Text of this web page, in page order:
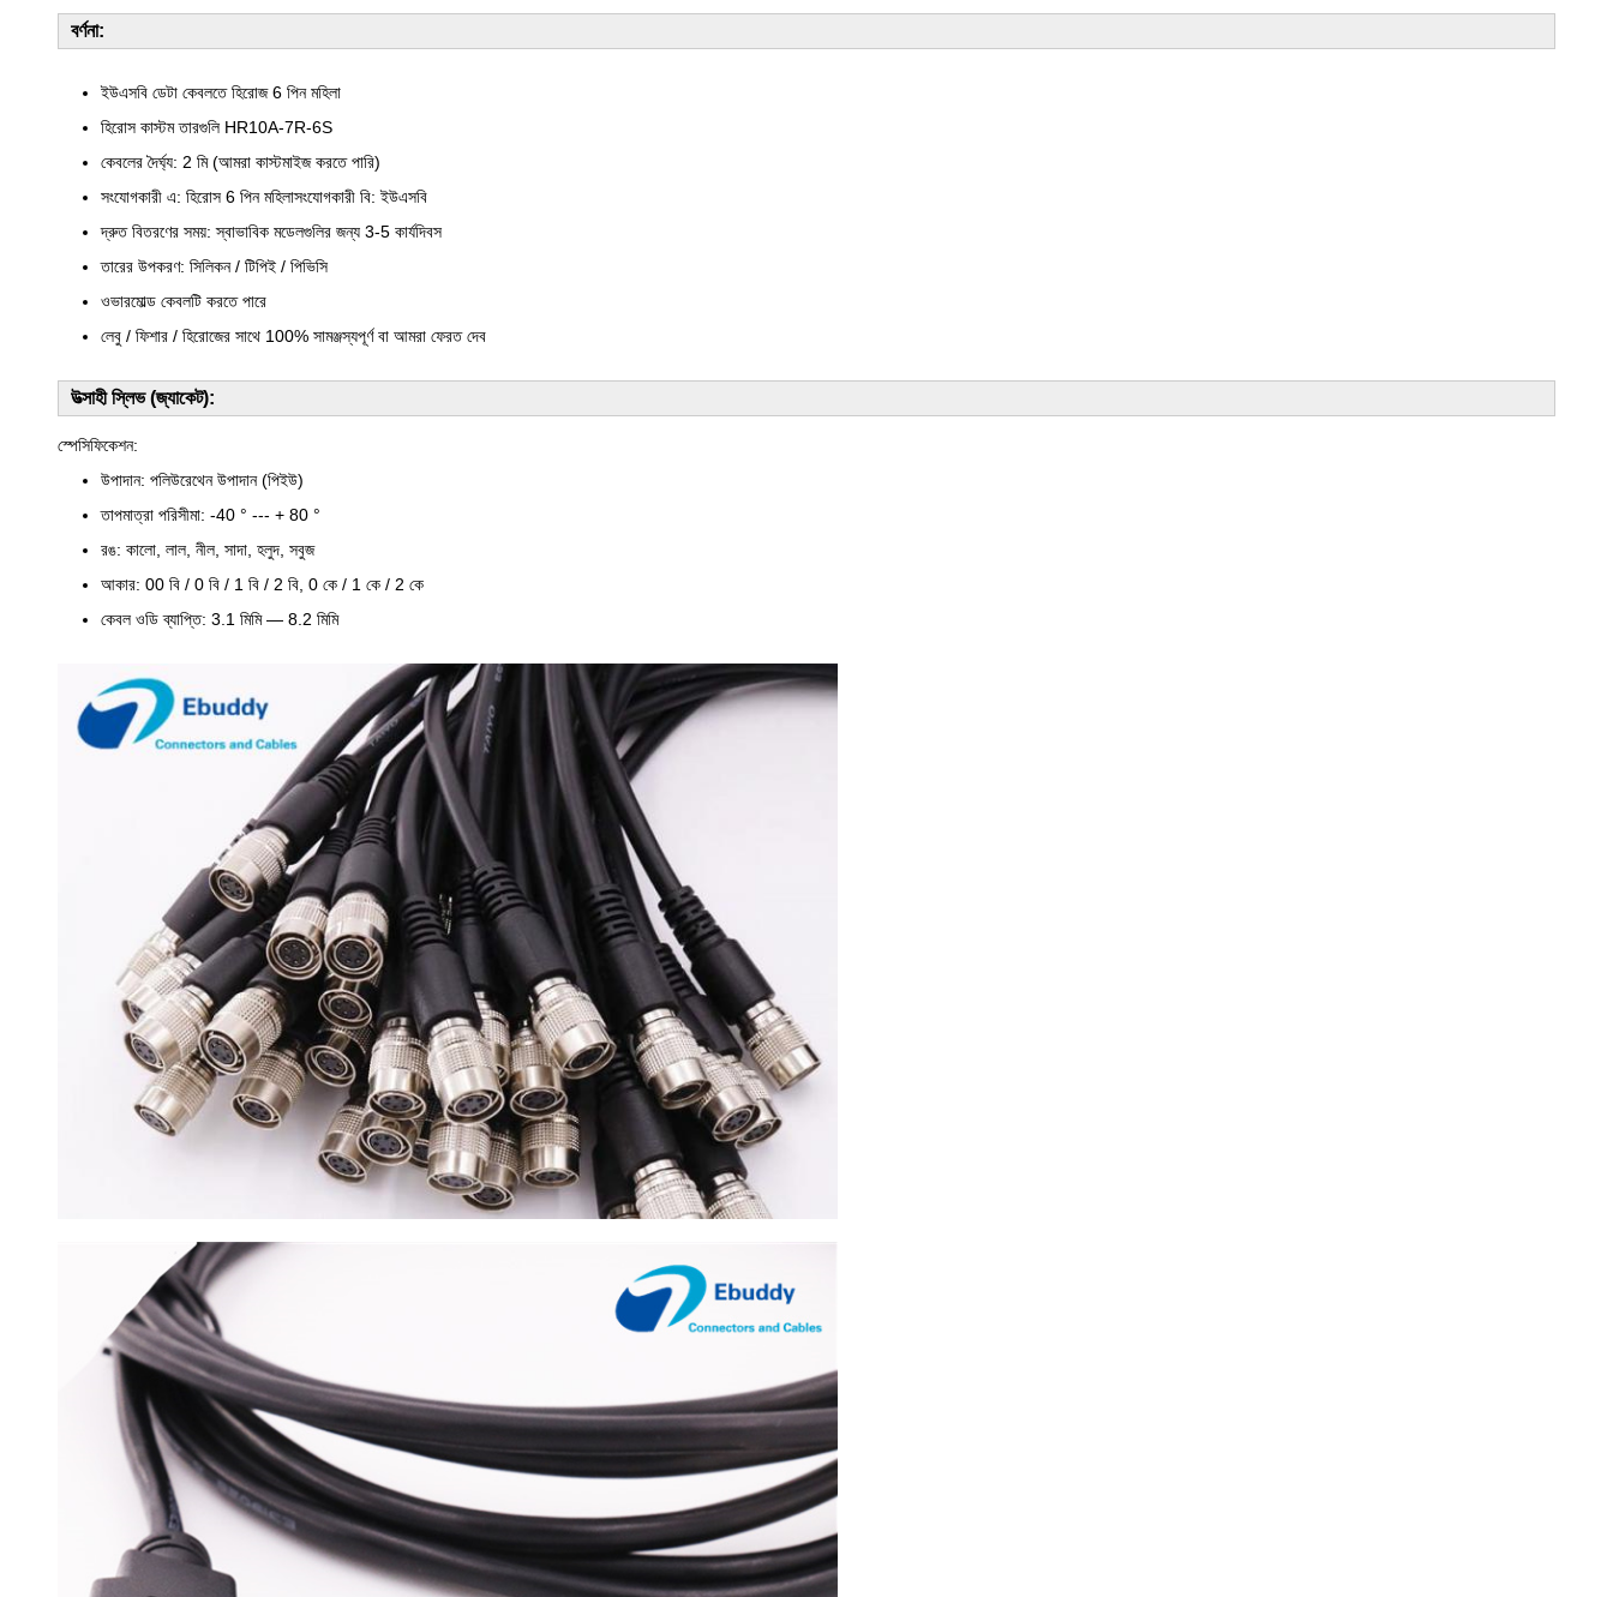
বর্ণনা:
ইউএসবি ডেটা কেবলতে হিরোজ 6 পিন মহিলা
হিরোস কাস্টম তারগুলি HR10A-7R-6S
কেবলের দৈর্ঘ্য: 2 মি (আমরা কাস্টমাইজ করতে পারি)
সংযোগকারী এ: হিরোস 6 পিন মহিলাসংযোগকারী বি: ইউএসবি
দ্রুত বিতরণের সময়: স্বাভাবিক মডেলগুলির জন্য 3-5 কার্যদিবস
তারের উপকরণ: সিলিকন / টিপিই / পিভিসি
ওভারমোল্ড কেবলটি করতে পারে
লেবু / ফিশার / হিরোজের সাথে 100% সামঞ্জস্যপূর্ণ বা আমরা ফেরত দেব
উত্সাহী স্লিভ (জ্যাকেট):
স্পেসিফিকেশন:
উপাদান: পলিউরেথেন উপাদান (পিইউ)
তাপমাত্রা পরিসীমা: -40 ° --- + 80 °
রঙ: কালো, লাল, নীল, সাদা, হলুদ, সবুজ
আকার: 00 বি / 0 বি / 1 বি / 2 বি, 0 কে / 1 কে / 2 কে
কেবল ওডি ব্যাপ্তি: 3.1 মিমি — 8.2 মিমি